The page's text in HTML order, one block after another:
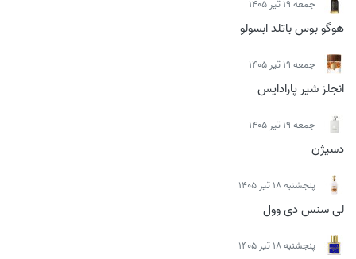
جمعه 19 تیر 1405
هوگو بوس باتلد ابسولو
جمعه 19 تیر 1405
انجلز شیر پارادایس
جمعه 19 تیر 1405
دسیژن
پنجشنبه 18 تیر 1405
لی سنس دی وول
پنجشنبه 18 تیر 1405